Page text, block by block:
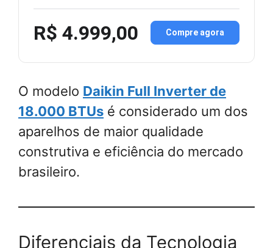
R$ 4.999,00 Compre agora
O modelo Daikin Full Inverter de
18.000 BTUs é considerado um dos
aparelhos de maior qualidade
construtiva e eficiência do mercado
brasileiro.
Diferenciais da Tecnologia